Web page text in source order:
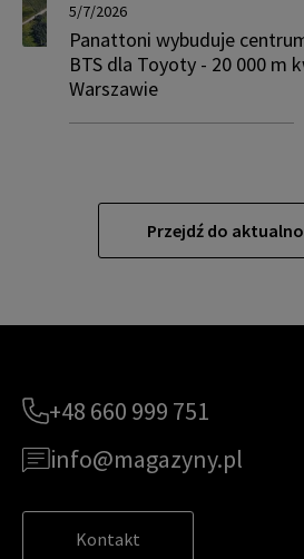
Przejdź do
5/7/2026
Panattoni wybuduje
BTS dla Toyoty - 20 000 m
Warszawie
+48 660 999 751
info@magazyny.pl
Kontakt